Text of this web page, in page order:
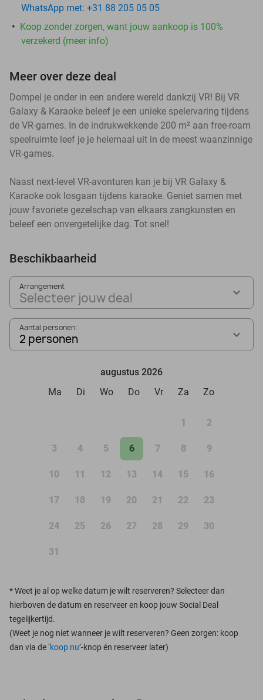
WhatsApp met: +31 88 205 05 05
Koop zonder zorgen, want jouw aankoop is 100%
verzekerd (meer info)
Meer over deze deal
Dompel je onder in een andere wereld dankzij VR! Bij VR
Galaxy & Karaoke beleef je een unieke spelervaring tijdens
de VR-games. In de indrukwekkende 200 m² aan free-roam
speelruimte leef je je helemaal uit in de meest waanzinnige
VR-games.
Naast next-level VR-avonturen kan je bij VR Galaxy &
Karaoke ook losgaan tijdens karaoke. Geniet samen met
jouw favoriete gezelschap van elkaars zangkunsten en
beleef een onvergetelijke dag. Tot snel!
Beschikbaarheid
Arrangement
Selecteer jouw deal
Aantal personen:
2 personen
augustus 2026
Ma
Di Wo Do Vr Za Zo
1 2
3 4 5 6 7 8 9
10 11 12 13 14 15 16
17 18 19 20 21 22 23
24 25 26 27 28 29 30
31
*Weet je al op welke datum je wilt reserveren? Selecteer dan
hierboven de datum en reserveer en koop jouw Social Deal
tegelijkertijd.
(Weet je nog niet wanneer je wilt reserveren? Geen zorgen: koop
dan via de ‘koop nu’-knop én reserveer later)